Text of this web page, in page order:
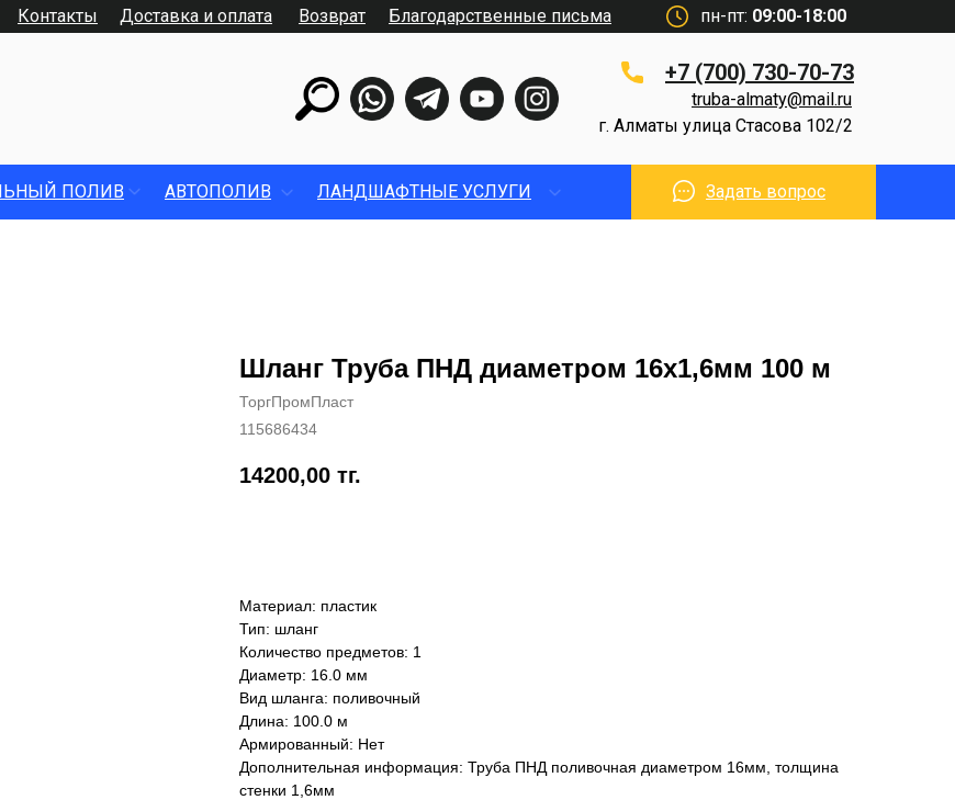
Доставка и оплата
Контакты пн-пт: 09:00-18:00
+7 (700) 730-70-73
г. Алматы улица Стасова 102/2
truba-almaty@mail.ru
Возврат Благодарственные письма
ПОЛИВ АВТОПОЛИВ ЛАНДШАФТНЫЕ УСЛУГИ Задать вопрос
Шланг Труба ПНД диаметром 16х1,6мм 100 м
ТоргПромПласт
115686434
14200,00 тг.
Материал: пластик
Тип: шланг
Количество предметов: 1
Диаметр: 16.0 мм
Вид шланга: поливочный
Длина: 100.0 м
Армированный: Нет
Дополнительная информация: Труба ПНД поливочная диаметром 16мм, толщина
стенки 1,6мм